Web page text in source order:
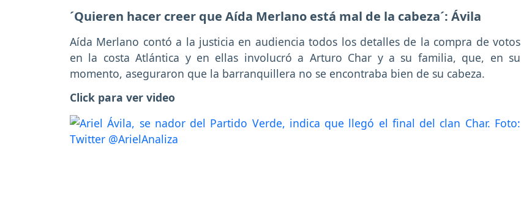
´Quieren hacer creer que Aída Merlano está mal de la cabeza´: Ávila
Aída Merlano contó a la justicia en audiencia todos los detalles de la compra de votos
en la costa Atlántica y en ellas involucró a Arturo Char y a su familia, que, en su
momento, aseguraron que la barranquillera no se encontraba bien de su cabeza.
Click para ver video